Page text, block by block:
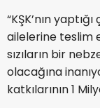
“KŞK’nın
ailelerine teslim
sızıların bir
olacağına
katkılarının 1